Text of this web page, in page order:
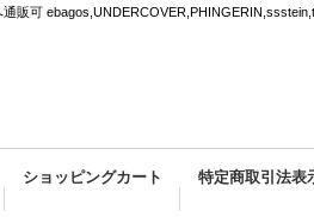
販可
ショッピングカート 特定商取引法表